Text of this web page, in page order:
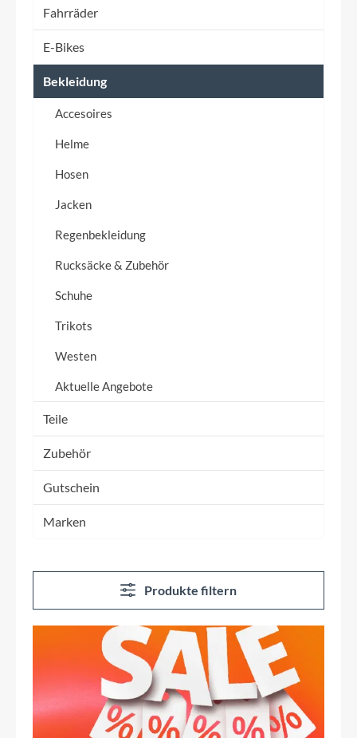
Fahrräder
E-Bikes
Bekleidung
Accesoires
Helme
Hosen
Jacken
Regenbekleidung
Rucksäcke & Zubehör
Schuhe
Trikots
Westen
Aktuelle Angebote
Teile
Zubehör
Gutschein
Marken
Produkte filtern